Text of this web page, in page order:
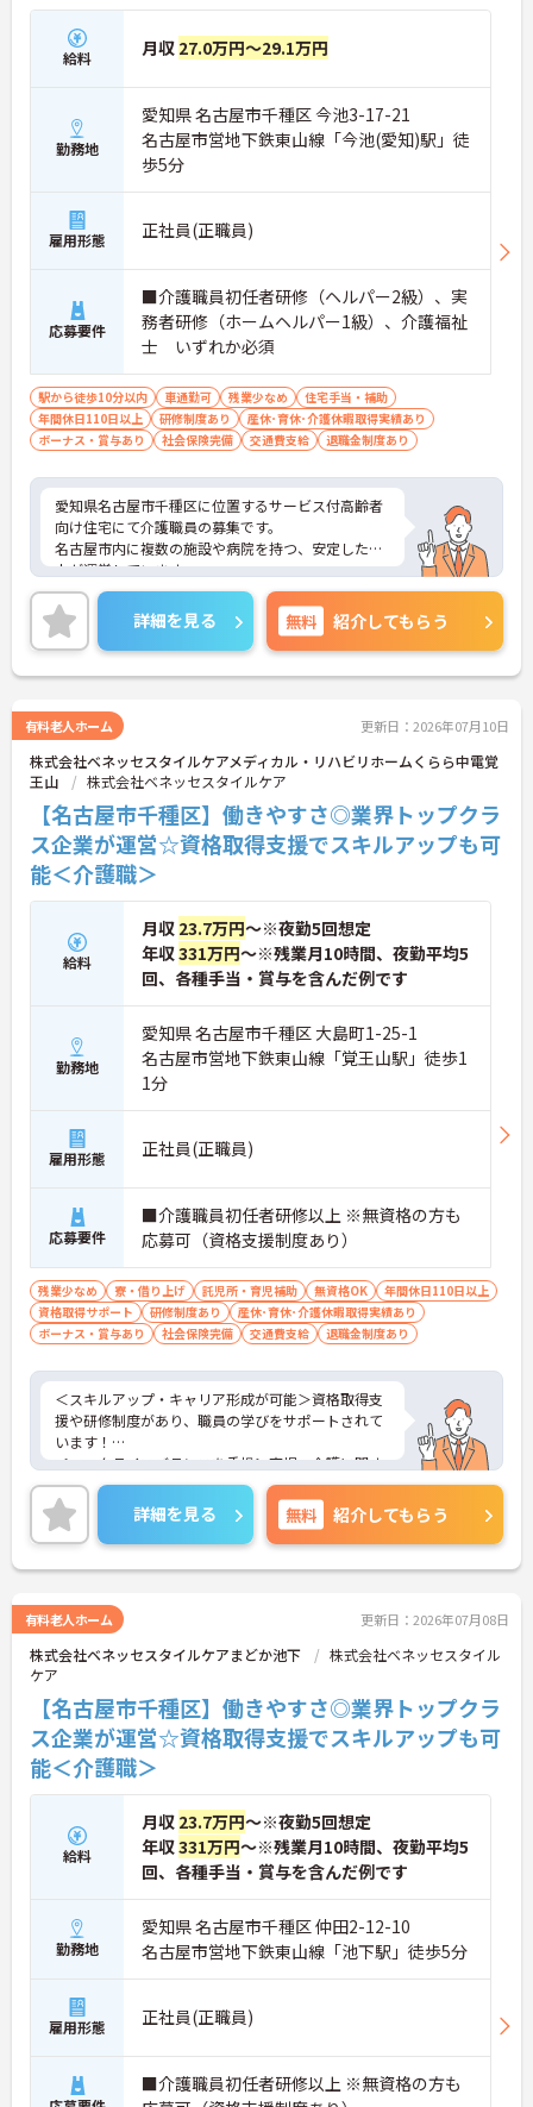
給料 月収 27.0万円～29.1万円
勤務地
愛知県 名古屋市千種区 今池3-17-21
名古屋市営地下鉄東山線「今池(愛知)駅」徒
歩5分
雇用形態 正社員(正職員)
応募要件
■介護職員初任者研修（ヘルパー2級）、実
務者研修（ホームヘルパー1級）、介護福祉
士 いずれか必須
駅から徒歩10分以内 車通勤可 残業少なめ
住宅手当・補助
年間休日110日以上
研修制度あり
産休･育休･介護休暇取得実績あり
ボーナス・賞与あり
社会保険完備 交通費支給 退職金制度あり
愛知県名古屋市千種区に位置するサービス付高齢者
向け住宅にて介護職員の募集です。
名古屋市内に複数の施設や病院を持つ、安定した法
人が運営しています。
地域の医療機関と連携し、通院や入院など必要な医
療を、利用者に提供出来る体制が整っていますの
で、安心して介護のお仕事ができます。
ぬくもあは介護業界ではめずらしく「ぬくもあカレ
ッジ」という研修専用の施設を作ってしまうほど人
未経験者はもちろん、たとえば「経験者が復習しや
すいように」だったり、「ステップアップ用のレベ
ル別研修」があったり。合計200種類もの中から、
あなたに合った研修を受けられるので、とにかく自
分の仕事に自信が持てるようになりますよ！
ぬくもあが利用者さんやそのご家族に選ばれる理由
のひとつが、利用者さんを最期までお世話する「看
取り」に力を入れていること。なので、もしあなた
が「利用者さん一人一人と深く長く関わっていた
い」と思うタイプなら、ここはピッタリの環境です
よ！
おすすめポイントの1つ目は、人間関係がいいこ
と。2つ目は、利用者さんとお話をする機会が多い
やすいのが魅力です。
詳細を見る 無料 紹介してもらう
有料老人ホーム 更新日：2026年07月10日
株式会社ベネッセスタイルケアメディカル・リハビリホームくらら中電覚
王山
株式会社ベネッセスタイルケア
【名古屋市千種区】働きやすさ◎業界トップクラ
ス企業が運営☆資格取得支援でスキルアップも可
能＜介護職＞
給料
月収 23.7万円～※夜勤5回想定
年収331万円～※残業月10時間、夜勤平均5
回、各種手当・賞与を含んだ例です
勤務地
愛知県 名古屋市千種区 大島町1-25-1
名古屋市営地下鉄東山線「覚王山駅」徒歩1
1分
雇用形態 正社員(正職員)
応募要件
■介護職員初任者研修以上 ※無資格の方も
応募可（資格支援制度あり）
残業少なめ 寮・借り上げ 託児所・育児補助 無資格OK
年間休日110日以上
資格取得サポート
研修制度あり
産休･育休･介護休暇取得実績あり
ボーナス・賞与あり
社会保険完備 交通費支給 退職金制度あり
＜スキルアップ・キャリア形成が可能＞資格取得支
援や研修制度があり、職員の学びをサポートされて
います！
＜ワークライフバランスを重視＞育児・介護に関す
る制度や社宅制度、各種手当など、長く安心して働
きやすい環境が整っています。
＜寄り添ったケアの実施＞利用者さまに深く寄り添
ったサービスの提供を目指し、職員の専門性を高め
るような人材育成にも注力されています。
詳細をお話ししますのでお気軽にご相談ください！
詳細を見る 無料 紹介してもらう
有料老人ホーム 更新日：2026年07月08日
株式会社ベネッセスタイルケアまどか池下
株式会社ベネッセスタイル
ケア
【名古屋市千種区】働きやすさ◎業界トップクラ
ス企業が運営☆資格取得支援でスキルアップも可
能＜介護職＞
給料
月収 23.7万円～※夜勤5回想定
年収331万円～※残業月10時間、夜勤平均5
回、各種手当・賞与を含んだ例です
勤務地
愛知県 名古屋市千種区 仲田2-12-10
名古屋市営地下鉄東山線「池下駅」徒歩5分
雇用形態 正社員(正職員)
■介護職員初任者研修以上 ※無資格の方も